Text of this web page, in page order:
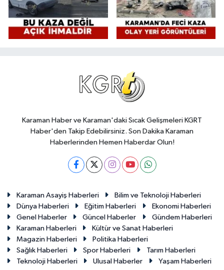
Karaman Haber ve Karaman'daki Sıcak Gelişmeleri KGRT
Haber'den Takip Edebilirsiniz. Son Dakika Karaman
Haberlerinden Hemen Haberdar Olun!
Karaman Asayiş Haberleri
Bilim ve Teknoloji Haberleri
Dünya Haberleri
Eğitim Haberleri
Ekonomi Haberleri
Genel Haberler
Güncel Haberler
Gündem Haberleri
Karaman Haberleri
Kültür ve Sanat Haberleri
Magazin Haberleri
Politika Haberleri
Sağlık Haberleri
Spor Haberleri
Tarım Haberleri
Teknoloji Haberleri
Ulusal Haberler Yaşam Haberleri